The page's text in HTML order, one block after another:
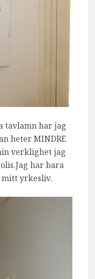
tavlamn har jag
heter MINDRE
verklighet jag
har bara
yrkesliv.